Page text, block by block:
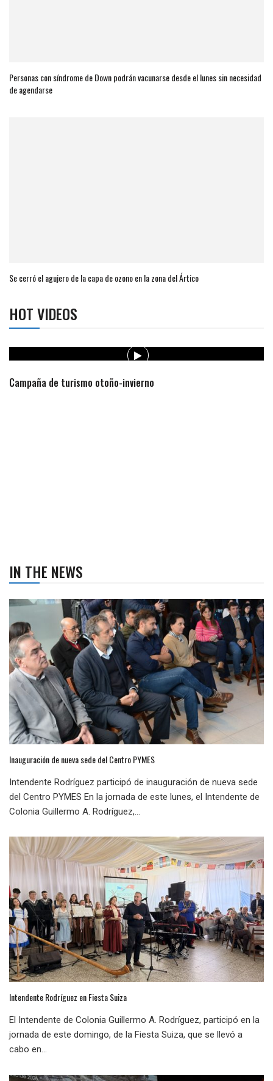
Personas con síndrome de Down podrán vacunarse desde el lunes sin necesidad
de agendarse
Se cerró el agujero de la capa de ozono en la zona del Ártico
HOT VIDEOS
Campaña de turismo otoño-invierno
IN THE NEWS
Inauguración de nueva sede del Centro PYMES
Intendente Rodríguez participó de inauguración de nueva sede
del Centro PYMES En la jornada de este lunes, el Intendente de
Colonia Guillermo A. Rodríguez,...
Intendente Rodríguez en Fiesta Suiza
El Intendente de Colonia Guillermo A. Rodríguez, participó en la
jornada de este domingo, de la Fiesta Suiza, que se llevó a
cabo en...